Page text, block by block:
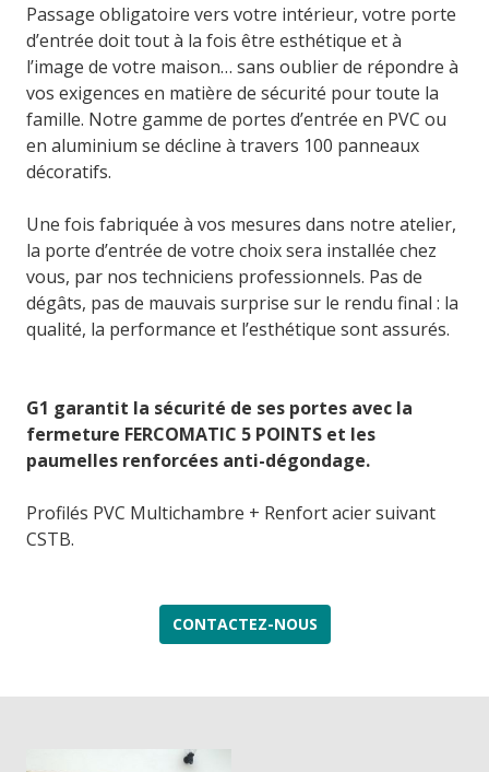
Passage obligatoire vers votre intérieur, votre porte
d’entrée doit tout à la fois être esthétique et à
l’image de votre maison… sans oublier de répondre à
vos exigences en matière de sécurité pour toute la
famille. Notre gamme de portes d’entrée en PVC ou
en aluminium se décline à travers 100 panneaux
décoratifs.
Une fois fabriquée à vos mesures dans notre atelier,
la porte d’entrée de votre choix sera installée chez
vous, par nos techniciens professionnels. Pas de
dégâts, pas de mauvais surprise sur le rendu final : la
qualité, la performance et l’esthétique sont assurés.
G1 garantit la sécurité de ses portes avec la
fermeture FERCOMATIC 5 POINTS et les
paumelles renforcées anti-dégondage.
Profilés PVC Multichambre + Renfort acier suivant
CSTB.
CONTACTEZ-NOUS